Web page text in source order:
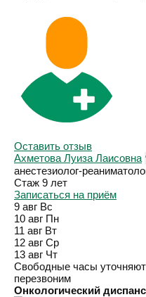
Оставить отзыв
Ахметова Луиза Лаисовна
анестезиолог-
Стаж 9 лет
Записаться на приём
9 авг Вс
10 авг Пн
11 авг Вт
12 авг Ср
13 авг Чт
Свободные часы
перезвоним
Онкологический